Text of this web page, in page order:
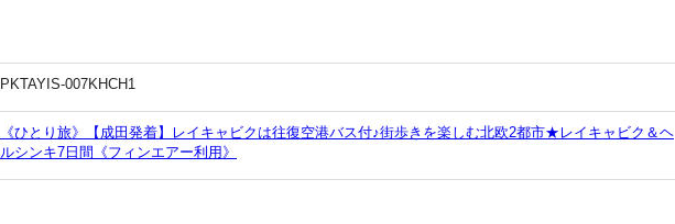
PKTAYIS-007KHCH1
《ひとり旅》【成田発着】レイキャビクは往復空港バス付♪街歩きを楽しむ北欧2都市★レイキャビク＆ヘ
ルシンキ7日間《フィンエアー利用》